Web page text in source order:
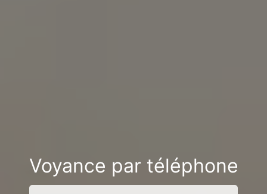
Voyance par téléphone